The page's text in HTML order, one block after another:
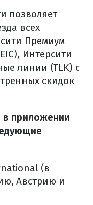
позволяет
всех
Премиум
Интерсити
линии (TLK) с
скидок
в приложении
(в
Австрию и